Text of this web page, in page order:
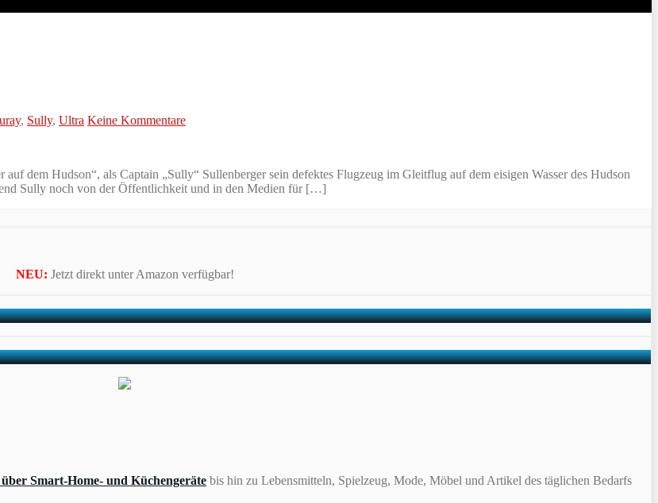
, Sully, Ultra Keine Kommentare
dem Hudson“, als Captain „Sully“ Sullenberger sein defektes Flugzeug im Gleitflug auf dem eisigen Wasser des Hudson
Sully noch von der Öffentlichkeit und in den Medien für […]
NEU: Jetzt direkt unter Amazon verfügbar!
Smart-Home- und Küchengeräte bis hin zu Lebensmitteln, Spielzeug, Mode, Möbel und Artikel des täglichen Bedarfs